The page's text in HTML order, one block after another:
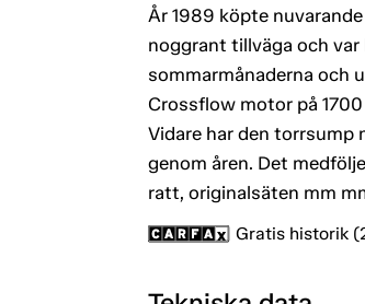
År 1989 köpte
noggrant tillväga och var
sommarmånaderna och
Crossflow motor på 1700
Vidare har den torrsump
genom åren. Det
ratt, originalsäten mm
Gratis historik